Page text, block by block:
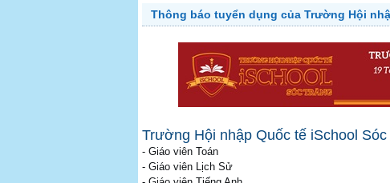
Thông báo tuyển dụng của Trường Hội
Trường Hội nhập Quốc tế iSchool
- Giáo viên Toán
- Giáo viên Lịch Sử